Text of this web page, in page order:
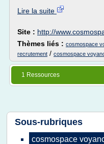
Lire la suite
Site : http://
Thèmes liés : cosmospace
recrutement / cosmospace
1 Ressources
Sous-rubriques
cosmospace